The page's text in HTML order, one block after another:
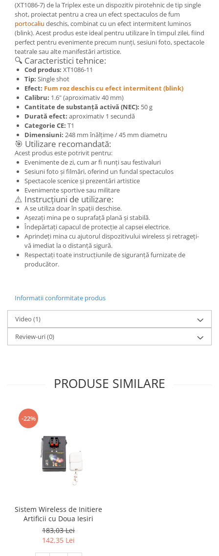
(XT1086-7) de la Triplex este un dispozitiv pirotehnic de tip single
shot, proiectat pentru a crea un efect spectaculos de fum
portocaliu deschis, combinat cu un efect intermitent luminos
(blink). Acest produs este ideal pentru utilizare în timpul zilei, fiind
perfect pentru evenimente precum nunți, sesiuni foto, spectacole
teatrale sau alte manifestări artistice.
🔍 Caracteristici tehnice:
Cod produs: XT1086-11
Tip: Single shot
Efect: Fum roz deschis cu efect intermitent (blink)
Calibru: 1.6" (aproximativ 40 mm)
Cantitate de substanță activă (NEC): 50 g
Durată efect: aproximativ 1 secundă
Categorie CE: T1
Dimensiuni: 248 mm înălțime / 45 mm diametru
🎯 Utilizare recomandată:
Acest produs este potrivit pentru:
Evenimente de zi, cum ar fi nunți sau festivaluri
Sesiuni foto și filmări, oferind un fundal spectaculos
Spectacole scenice și prezentări artistice
Evenimente sportive sau militare
⚠️ Instrucțiuni de utilizare:
A se utiliza doar în spații deschise.
Așezați mina pe o suprafață plană și stabilă.
Îndepărtați capacul de protecție al capsei electrice.
Aprindeți mina cu ajutorul dispozitivului wireless și retrageți-
vă imediat la o distanță sigură.
Respectați toate instrucțiunile de siguranță furnizate de
producător.
Informatii conformitate produs
Video (1)
Review-uri(0)
PRODUSE SIMILARE
-22%
Sistem Wireless de Initiere
Artificii cu Doua Iesiri
183,03 Lei
142,35 Lei